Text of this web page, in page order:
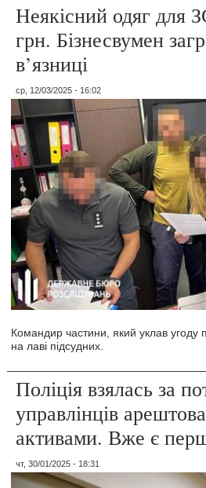
Неякісний одяг для
грн. Бізнесвумен
в’язниці
ср, 12/03/2025 - 16:02
Командир частини, який уклав угоду
на лаві підсудних.
Поліція взялась за
управлінців
активами. Вже є
чт, 30/01/2025 - 18:31